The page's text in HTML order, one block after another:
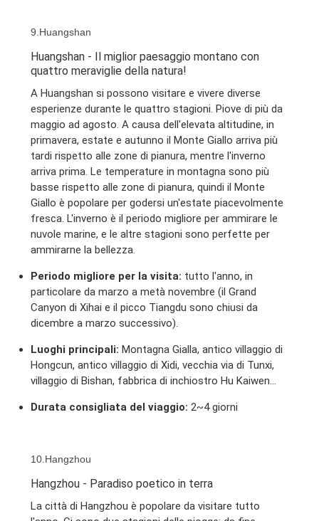
9.Huangshan
Huangshan - Il miglior paesaggio montano con
quattro meraviglie della natura!
A Huangshan si possono visitare e vivere diverse
esperienze durante le quattro stagioni. Piove di più da
maggio ad agosto. A causa dell'elevata altitudine, in
primavera, estate e autunno il Monte Giallo arriva più
tardi rispetto alle zone di pianura, mentre l'inverno
arriva prima. Le temperature in montagna sono più
basse rispetto alle zone di pianura, quindi il Monte
Giallo è popolare per godersi un'estate piacevolmente
fresca. L'inverno è il periodo migliore per ammirare le
nuvole marine, e le altre stagioni sono perfette per
ammirarne la bellezza.
Periodo migliore per la visita: tutto l'anno, in
particolare da marzo a metà novembre (il Grand
Canyon di Xihai e il picco Tiangdu sono chiusi da
dicembre a marzo successivo).
Luoghi principali: Montagna Gialla, antico villaggio di
Hongcun, antico villaggio di Xidi, vecchia via di Tunxi,
villaggio di Bishan, fabbrica di inchiostro Hu Kaiwen...
Durata consigliata del viaggio: 2~4 giorni
10.Hangzhou
Hangzhou - Paradiso poetico in terra
La città di Hangzhou è popolare da visitare tutto